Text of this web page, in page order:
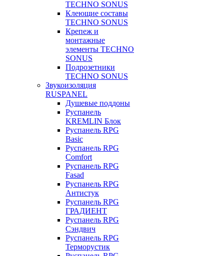
TECHNO SONUS
Клеющие составы
TECHNO SONUS
Крепеж и
монтажные
элементы TECHNO
SONUS
Подрозетники
TECHNO SONUS
Звукоизоляция
RUSPANEL
Душевые поддоны
Руспанель
KREMLIN Блок
Руспанель RPG
Basic
Руспанель RPG
Comfort
Руспанель RPG
Fasad
Руспанель RPG
Антистук
Руспанель RPG
ГРАДИЕНТ
Руспанель RPG
Сэндвич
Руспанель RPG
Терморустик